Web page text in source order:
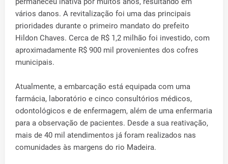
vários danos. A revitalização foi uma das principais
prioridades durante o primeiro mandato do prefeito
Hildon Chaves. Cerca de R$ 1,2 milhão foi investido, com
aproximadamente R$ 900 mil provenientes dos cofres
municipais.
Atualmente, a embarcação está equipada com uma
farmácia, laboratório e cinco consultórios médicos,
odontológicos e de enfermagem, além de uma enfermaria
para a observação de pacientes. Desde a sua reativação,
mais de 40 mil atendimentos já foram realizados nas
comunidades às margens do rio Madeira.